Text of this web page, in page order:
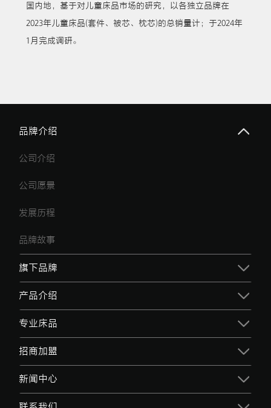
国内地，基于对儿童床品市场的研究，以各独立品牌在
2023年儿童床品(套件、被芯、枕芯)的总销量计；于2024年
1月完成调研。
品牌介绍
公司介绍
公司愿景
发展历程
品牌故事
旗下品牌
产品介绍
专业床品
招商加盟
新闻中心